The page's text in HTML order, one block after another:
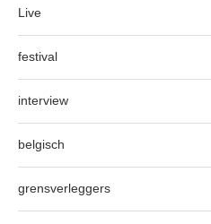
Live
festival
interview
belgisch
grensverleggers